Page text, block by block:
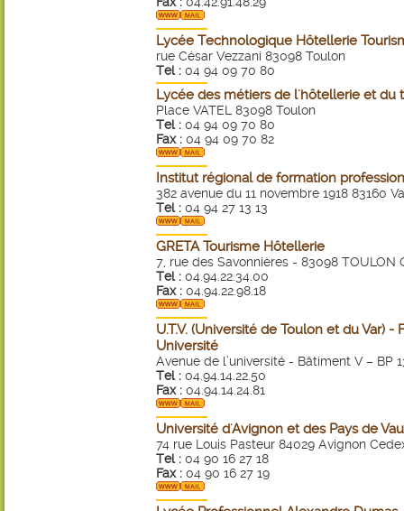
Lycée Technologique Hôtellerie
rue César Vezzani 83098 Toulon
Tel : 04 94 09 70 80
Lycée des métiers de l'hôtellerie et du
Place VATEL 83098 Toulon
Tel : 04 94 09 70 80
Fax : 04 94 09 70 82
Institut régional de formation
382 avenue du 11 novembre 1918 83160
Tel : 04 94 27 13 13
GRETA Tourisme Hôtellerie
7, rue des Savonnières - 83098 TOULON
Tel : 04.94.22.34.00
Fax : 04.94.22.98.18
U.T.V. (Université de Toulon et du Var)
Université
Avenue de l’université - Bâtiment V – BP
Tel : 04.94.14.22.50
Fax : 04.94.14.24.81
Université d'Avignon et des Pays de
74 rue Louis Pasteur 84029 Avignon
Tel : 04 90 16 27 18
Fax : 04 90 16 27 19